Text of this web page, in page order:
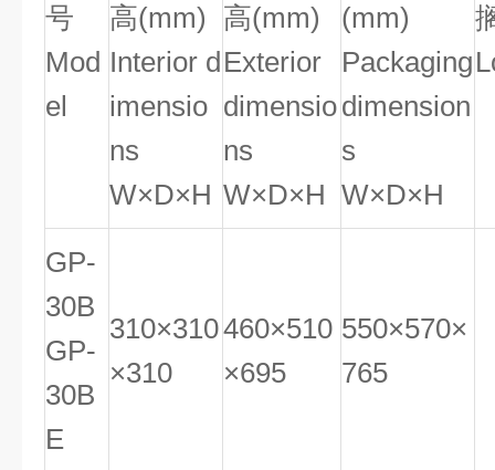
号
Mod
el
高(mm)
Interior d
imensio
ns
W×D×H
高(mm)
Exterior
dimensio
ns
W×D×H
(mm)
Packaging
dimension
s
W×D×H
GP-
30B
GP-
30B
E
310×310
×310
460×510
×695
550×570×
765